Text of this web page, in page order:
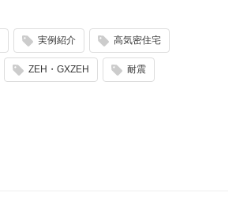
実例紹介 高気密住宅
ZEH・GXZEH 耐震